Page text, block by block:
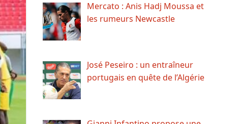
Mercato : Anis Hadj Moussa et
les rumeurs Newcastle
José Peseiro : un entraîneur
portugais en quête de l’Algérie